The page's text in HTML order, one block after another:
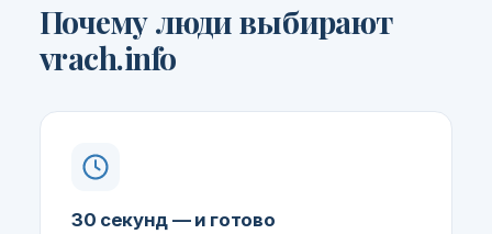
Почему люди выбирают
vrach.info
30 секунд — и готово